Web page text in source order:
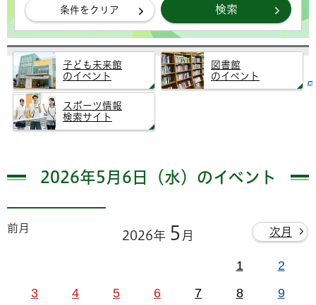
条件をクリア
子ども未来館
のイベント
図書館
のイベント
スポーツ情報
検索サイト
2026年5月6日（水）のイベント
前月
2026年 5 月 次月
1
2
3
4 5 6 7 8
9